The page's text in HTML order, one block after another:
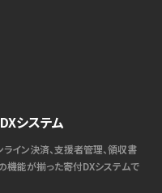
システム
イン決済、支援者管理、領収書
機能が揃った寄付DXシステムで